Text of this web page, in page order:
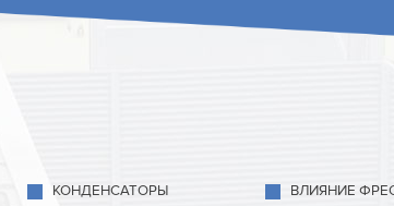
КОНДЕНСАТОРЫ
ВЛИЯНИЕ